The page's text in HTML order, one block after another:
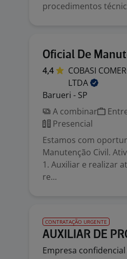
procedimentos
Oficial De
4,4
COBASI
LTDA
Barueri - SP
A combinar
Presencial
Estamos com
Manutenção Civil.
1. Auxiliar e realizar
re...
CONTRATAÇÃO URGENTE
AUXILIAR DE
Empresa confidencial